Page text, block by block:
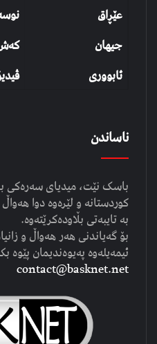
عێڕاق
جیهان
ئابووری
ناساندن
باسک نێت، میدیای سەرەکی
کوردستانە و لێرەوە دوا
بە تایبەتی بڵاودەکرێتەوە.
بۆ گەیاندنی هەر هەواڵ و
ئیمەیلەوە پەیوەندیمان پێوە
contact@basknet.net